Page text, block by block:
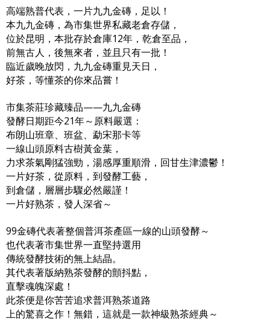
高端熟普代表，一片九九金磚，足以！
本九九金磚，為市集世界私藏老倉存儲，
位於昆明，本批存於倉庫12年，乾倉至品，
前無古人，後無來者，並且只有一批！
臨近歲晚放閃，九九金磚重見天日，
好茶，等懂茶的你來品嘗！
市集茶莊珍藏臻品——九九金磚
發酵日期距今21年～原料嚴選：
布朗山班章、班盆、勐宋那卡等
一線山頭原料古樹黃金葉，
力求茶氣剛猛強勁，湯感厚重順滑，回甘生津濃鬱！
一片好茶，從原料，到發酵工藝，
到倉儲，層層步驟必然嚴謹！
一片好熟茶，發人深省～
99金磚代表著整個普洱茶產區一線的山頭發酵～
也代表著市集世界一直堅持選用
傳統發酵技術的無上結晶。
其代表著版納熟茶發酵的顫抖點，
直擊魂魄深處！
此茶便是你苦苦追求普洱熟茶道路
上的驚喜之作！無錯，這就是一款神級熟茶經典～